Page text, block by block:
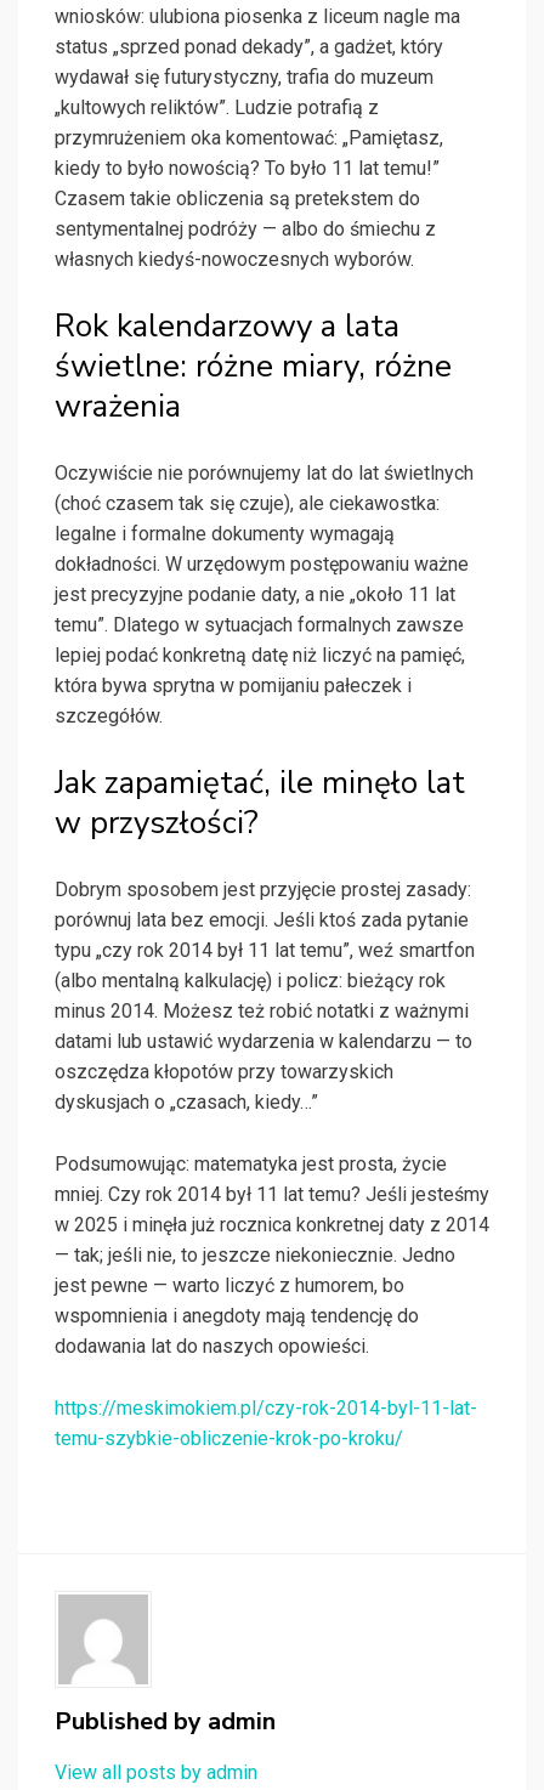
wniosków: ulubiona piosenka z liceum nagle ma
status „sprzed ponad dekady”, a gadżet, który
wydawał się futurystyczny, trafia do muzeum
„kultowych reliktów”. Ludzie potrafią z
przymrużeniem oka komentować: „Pamiętasz,
kiedy to było nowością? To było 11 lat temu!”
Czasem takie obliczenia są pretekstem do
sentymentalnej podróży — albo do śmiechu z
własnych kiedyś-nowoczesnych wyborów.
Rok kalendarzowy a lata
świetlne: różne miary, różne
wrażenia
Oczywiście nie porównujemy lat do lat świetlnych
(choć czasem tak się czuje), ale ciekawostka:
legalne i formalne dokumenty wymagają
dokładności. W urzędowym postępowaniu ważne
jest precyzyjne podanie daty, a nie „około 11 lat
temu”. Dlatego w sytuacjach formalnych zawsze
lepiej podać konkretną datę niż liczyć na pamięć,
która bywa sprytna w pomijaniu pałeczek i
szczegółów.
Jak zapamiętać, ile minęło lat
w przyszłości?
Dobrym sposobem jest przyjęcie prostej zasady:
porównuj lata bez emocji. Jeśli ktoś zada pytanie
typu „czy rok 2014 był 11 lat temu”, weź smartfon
(albo mentalną kalkulację) i policz: bieżący rok
minus 2014. Możesz też robić notatki z ważnymi
datami lub ustawić wydarzenia w kalendarzu — to
oszczędza kłopotów przy towarzyskich
dyskusjach o „czasach, kiedy…”
Podsumowując: matematyka jest prosta, życie
mniej. Czy rok 2014 był 11 lat temu? Jeśli jesteśmy
w 2025 i minęła już rocznica konkretnej daty z 2014
— tak; jeśli nie, to jeszcze niekoniecznie. Jedno
jest pewne — warto liczyć z humorem, bo
wspomnienia i anegdoty mają tendencję do
dodawania lat do naszych opowieści.
https://meskimokiem.pl/czy-rok-2014-byl-11-lat-
temu-szybkie-obliczenie-krok-po-kroku/
Published by admin
View all posts by admin